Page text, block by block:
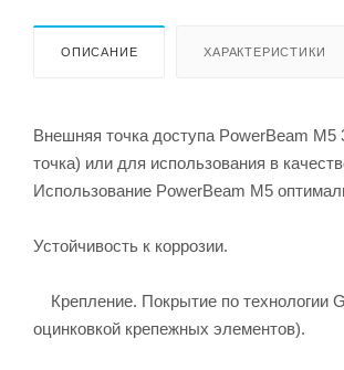
ОПИСАНИЕ ХАРАКТЕРИСТИКИ
Внешняя точка доступа PowerBeam M5
точка) или для использования в
Использование PowerBeam M5
Устойчивость к коррозии.
Крепление. Покрытие по технологии
оцинковкой крепежных элементов).